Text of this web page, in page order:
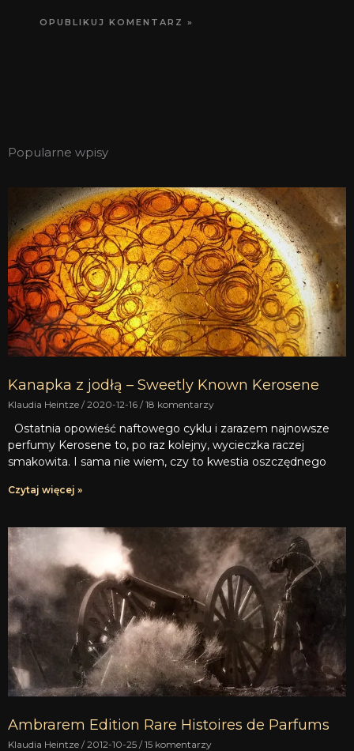
Popularne wpisy
Kanapka z jodłą – Sweetly Known Kerosene
Klaudia Heintze 2020-12-16 18 komentarzy
Ostatnia opowieść naftowego cyklu i zarazem najnowsze
perfumy Kerosene to, po raz kolejny, wycieczka raczej
smakowita. I sama nie wiem, czy to kwestia oszczędnego
Czytaj więcej »
Ambrarem Edition Rare Histoires de Parfums
Klaudia Heintze 2012-10-25 15 komentarzy